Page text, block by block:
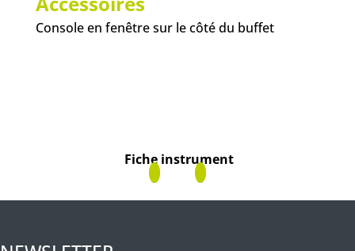
Console en fenêtre sur le côté du buffet
Fiche instrument